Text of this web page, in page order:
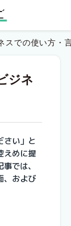
スでの使い方・
ジネ
さい」と
えめに提
では、
、および